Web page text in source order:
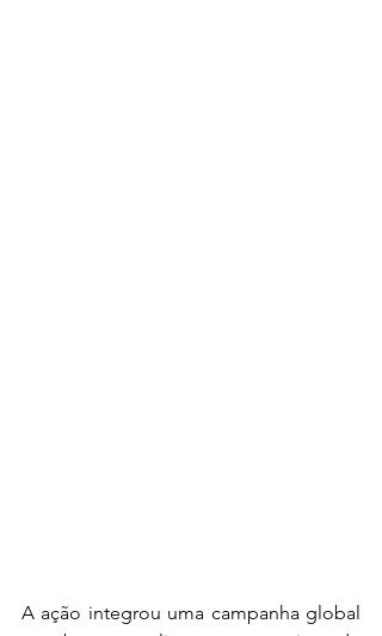
A ação integrou uma campanha global